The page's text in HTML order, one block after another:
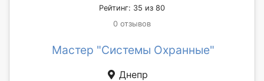
Рейтинг: 35 из 80
0 отзывов
Мастер "Системы Охранные"
Днепр